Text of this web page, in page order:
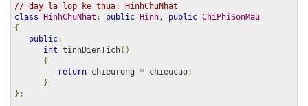
// day la lop ke thua: HinhChuNhat
class HinhChuNhat : public Hinh , public ChiPhiSonMau
{
public:
int tinhDienTich()
{
return chieurong * chieucao;
}
};